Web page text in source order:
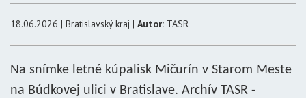
18.06.2026 | Bratislavský kraj | Autor: TASR
Na snímke letné kúpalisk Mičurín v Starom Meste
na Búdkovej ulici v Bratislave. Archív TASR -